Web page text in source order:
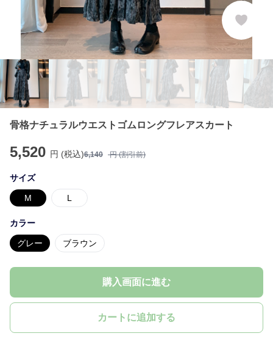
骨格ナチュラルウエストゴムロングフレアスカート
5,520 円 (税込)6,140 円 (割引前)
サイズ
M L
カラー
グレー ブラウン
購入画面に進む
カートに追加する